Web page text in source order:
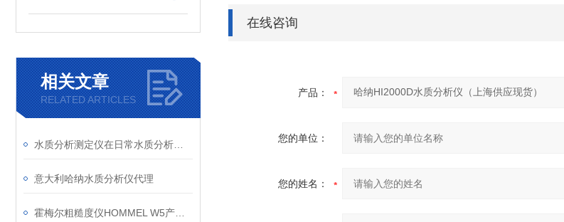
相关文章
RELATED ARTICLES
意大利哈纳水质分析仪代理
在线咨询
产品：
您的单位：
您的姓名：